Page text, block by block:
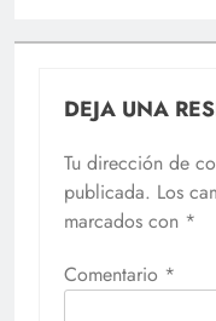
DEJA UNA
Tu dirección de
publicada. Los
marcados con *
Comentario *